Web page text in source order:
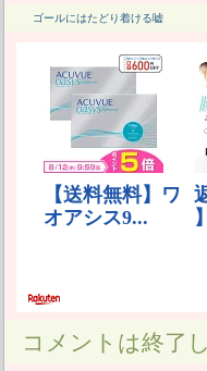
ゴールにはたどり着ける嘘
コメントは終了